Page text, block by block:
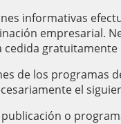
informativas
empresarial.
gratuitamente
de los
el
o